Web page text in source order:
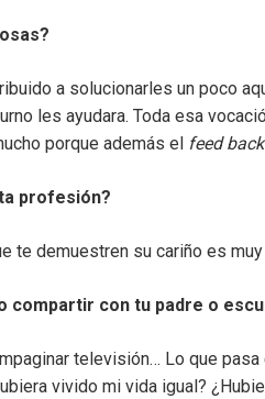
a solucionarles un poco
les ayudara. Toda esa
porque además el feed back
profesión?
te demuestren su cariño es
compartir con tu padre o
televisión… Lo que
vivido mi vida igual?